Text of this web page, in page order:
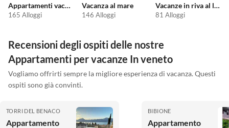
Appartamenti vacanze economici
165 Alloggi
Vacanza al mare
146 Alloggi
Vacanze in riva al lago
81 Alloggi
Recensioni degli ospiti delle nostre
Appartamenti per vacanze In veneto
Vogliamo offrirti sempre la migliore esperienza di vacanza. Questi
ospiti sono già convinti.
TORRI DEL BENACO
Appartamento
BIBIONE
Appartamento